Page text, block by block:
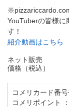
YouTuberの皆様に
す！
紹介動画はこちら
ネット販売
価格（税込）
コメリカード番
コメリポイント ：